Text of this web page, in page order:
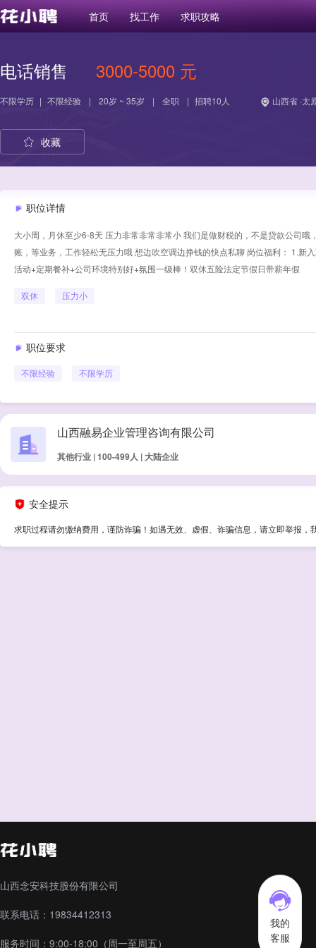
首页 找工作 求职攻略
我的
客服
电话销售 3000-5000 元
不限学历 | 不限经验 | 20岁 ~ 35岁 | 全职 | 招聘10人 山西省 ·太
收藏
职位详情
大小周，月休至少6-8天 压力非常非常非常小 我们是做财税的，不是贷款公司
账，等业务，工作轻松无压力哦 想边吹空调边挣钱的快点私聊 岗位福利： 1.新
活动+定期餐补+公司环境特别好+氛围一级棒！双休五险法定节假日带薪年假
双休 压力小
职位要求
不限经验 不限学历
山西融易企业管理咨询有限公司
其他行业 | 100-499人 | 大陆企业
安全提示
求职过程请勿缴纳费用，谨防诈骗！如遇无效、虚假、诈骗信息，请立即举报，
山西念安科技股份有限公司
联系电话：19834412313
服务时间：9:00-18:00（周一至周五）